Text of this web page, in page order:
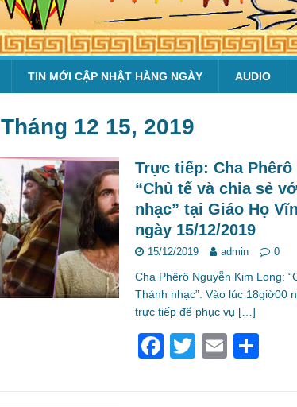
TIN MỚI CẬP NHẬT HÀNG NGÀY AUDIO
Tháng 12 15, 2019
Trực tiếp: Cha
“Chủ tế và chia sẻ
nhạc” tại Giáo Họ
ngày 15/12/2019
15/12/2019 admin 0
Cha Phêrô Nguyễn Kim Long:
Thánh nhạc”. Vào lúc 18giờ00
trực tiếp để phục vụ […]
F
T
E